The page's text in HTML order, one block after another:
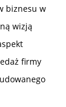
biznesu w
wizją
firmy